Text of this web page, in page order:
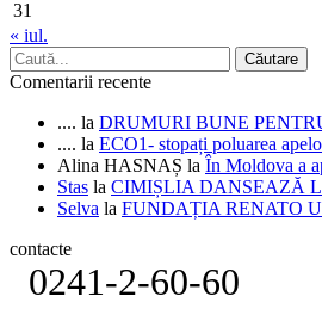
31
« iul.
Comentarii recente
.... la DRUMURI BUNE
.... la ECO1- stopați poluarea
Alina HASNAȘ la În Moldova a
Stas la CIMIȘLIA DANSEAZĂ
Selva la FUNDAȚIA RENATO
contacte
0241-2-60-60